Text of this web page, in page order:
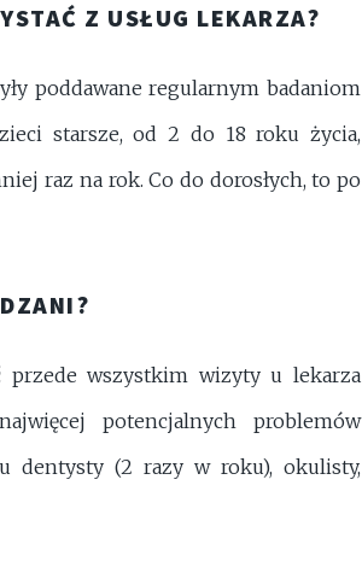
Z USŁUG LEKARZA?
poddawane regularnym badaniom
starsze, od 2 do 18 roku życia,
raz na rok. Co do dorosłych, to po
wszystkim wizyty u lekarza
potencjalnych problemów
dentysty (2 razy w roku), okulisty,